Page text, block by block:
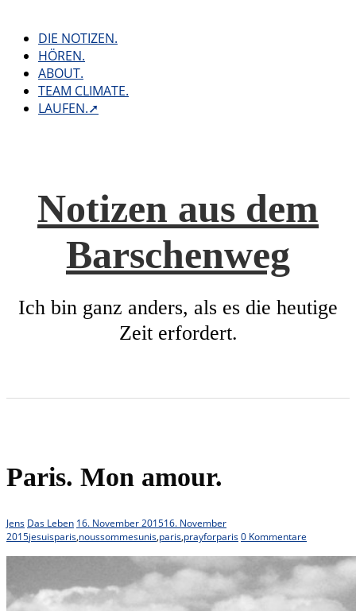
contentDIE NOTIZEN.
HÖREN.
ABOUT.
TEAM CLIMATE.
LAUFEN.➚
Notizen aus dem
Barschenweg
Ich bin ganz anders, als es die heutige
Zeit erfordert.
Paris. Mon amour.
Jens Das Leben 16. November 201516. November
2015jesuisparis,noussommesunis,paris,prayforparis0 Kommentare